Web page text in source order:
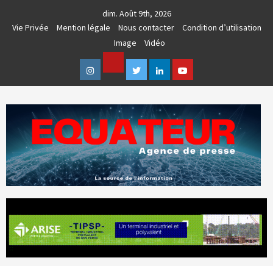
dim. Août 9th, 2026
Vie Privée
Mention légale Nous contacter
Condition d’utilisation
Image
Vidéo
Instagram
Facebook
TwitterLinkedinYoutube
EQUATEUR